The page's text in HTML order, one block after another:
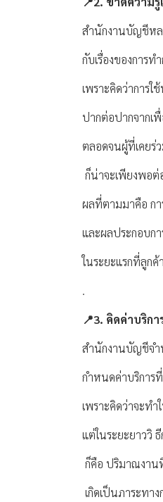
สำนักงานบัญชีหล
กับเรื่องของการท
เพราะคิดว่าการใ
ปากต่อปากจากเ
ตลอดจนผู้ที่เคยร่
ก็น่าจะเพียงพอ
ผลที่ตามมาคือ ก
และผลประกอบก
ในระยะแรกที่ลูก
.
📍3. คิดค่าบริกา
สำนักงานบัญชีจำ
กำหนดค่าบริการ
เพราะคิดว่าจะทำ
แต่ในระยะยาววิ
ก็คือ ปริมาณงาน
เกิดเป็นภาระทา